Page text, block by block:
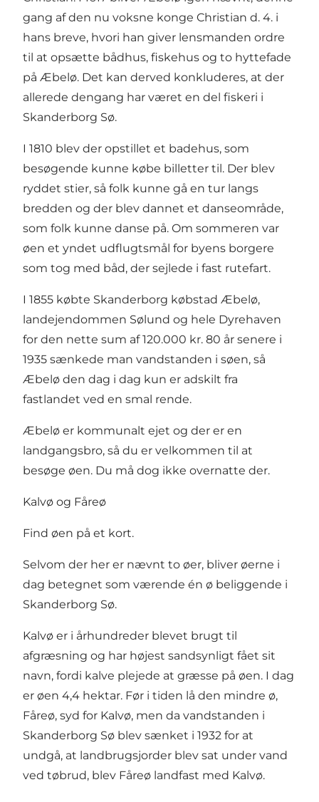
gang af den nu voksne konge Christian d. 4. i
hans breve, hvori han giver lensmanden ordre
til at opsætte bådhus, fiskehus og to hyttefade
på Æbelø. Det kan derved konkluderes, at der
allerede dengang har været en del fiskeri i
Skanderborg Sø.
I 1810 blev der opstillet et badehus, som
besøgende kunne købe billetter til. Der blev
ryddet stier, så folk kunne gå en tur langs
bredden og der blev dannet et danseområde,
som folk kunne danse på. Om sommeren var
øen et yndet udflugtsmål for byens borgere
som tog med båd, der sejlede i fast rutefart.
I 1855 købte Skanderborg købstad Æbelø,
landejendommen Sølund og hele Dyrehaven
for den nette sum af 120.000 kr. 80 år senere i
1935 sænkede man vandstanden i søen, så
Æbelø den dag i dag kun er adskilt fra
fastlandet ved en smal rende.
Æbelø er kommunalt ejet og der er en
landgangsbro, så du er velkommen til at
besøge øen. Du må dog ikke overnatte der.
Kalvø og Fåreø
Find øen på et kort.
Selvom der her er nævnt to øer, bliver øerne i
dag betegnet som værende én ø beliggende i
Skanderborg Sø.
Kalvø er i århundreder blevet brugt til
afgræsning og har højest sandsynligt fået sit
navn, fordi kalve plejede at græsse på øen. I dag
er øen 4,4 hektar. Før i tiden lå den mindre ø,
Fåreø, syd for Kalvø, men da vandstanden i
Skanderborg Sø blev sænket i 1932 for at
undgå, at landbrugsjorder blev sat under vand
ved tøbrud, blev Fåreø landfast med Kalvø.